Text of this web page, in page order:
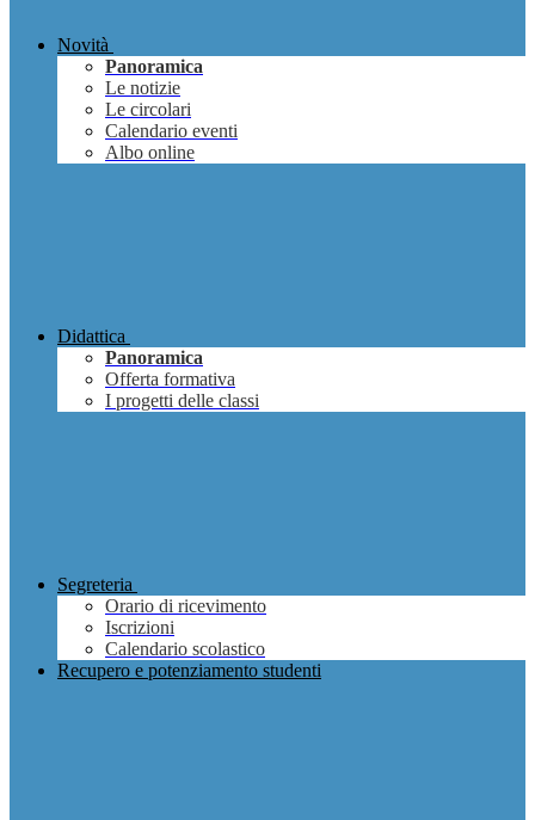
Novità
Panoramica
Le notizie
Le circolari
Calendario eventi
Albo online
Didattica
Panoramica
Offerta formativa
I progetti delle classi
Segreteria
Orario di ricevimento
Iscrizioni
Calendario scolastico
Recupero e potenziamento studenti